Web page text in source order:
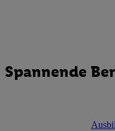
Spannende